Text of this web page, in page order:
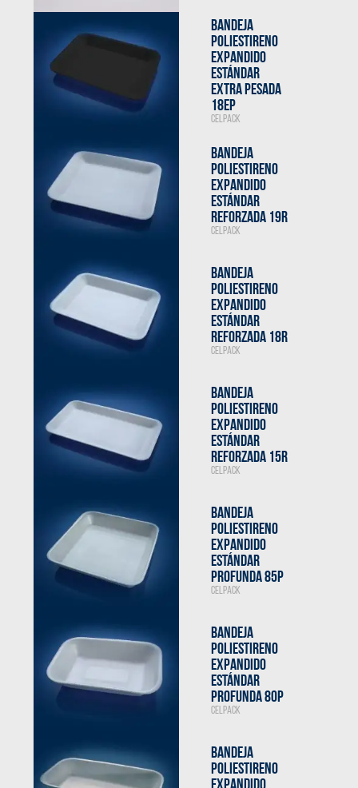
BANDEJA
POLIESTIRENO
EXPANDIDO
ESTÁNDAR
EXTRA PESADA
18EP
CELPACK
BANDEJA
POLIESTIRENO
EXPANDIDO
ESTÁNDAR
REFORZADA 19R
CELPACK
BANDEJA
POLIESTIRENO
EXPANDIDO
ESTÁNDAR
REFORZADA 18R
CELPACK
BANDEJA
POLIESTIRENO
EXPANDIDO
ESTÁNDAR
REFORZADA 15R
CELPACK
BANDEJA
POLIESTIRENO
EXPANDIDO
ESTÁNDAR
PROFUNDA 85P
CELPACK
BANDEJA
POLIESTIRENO
EXPANDIDO
ESTÁNDAR
PROFUNDA 80P
CELPACK
BANDEJA
POLIESTIRENO